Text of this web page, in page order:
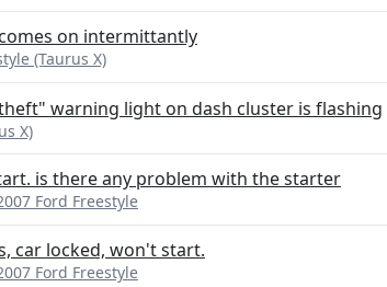
on intermittantly
(Taurus X)
warning light on dash cluster is flashing
X)
is there any problem with the starter
Ford Freestyle
car locked, won't start.
Ford Freestyle